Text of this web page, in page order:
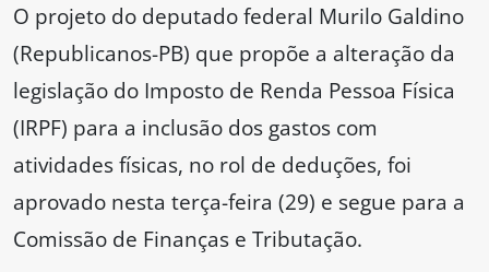
O projeto do deputado federal Murilo Galdino
(Republicanos-PB) que propõe a alteração da
legislação do Imposto de Renda Pessoa Física
(IRPF) para a inclusão dos gastos com
atividades físicas, no rol de deduções, foi
aprovado nesta terça-feira (29) e segue para a
Comissão de Finanças e Tributação.